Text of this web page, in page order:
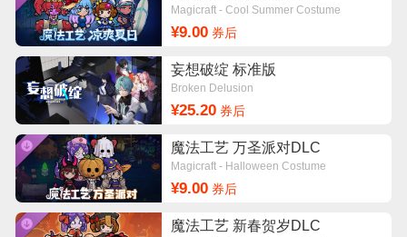
Magicraft - Cool Summer Costume
¥9.00券后
妄想破绽 标准版
Broken Delusion
¥25.20券后
魔法工艺 万圣派对DLC
Magicraft - Halloween Costume
¥9.00券后
魔法工艺 新春贺岁DLC